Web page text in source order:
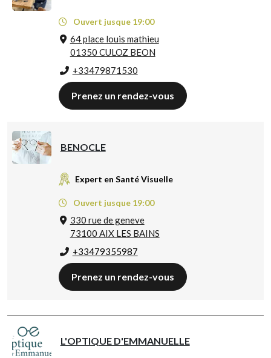
Ouvert jusque 19:00
64 place louis mathieu
01350 CULOZ BEON
+33479871530
Prenez un rendez-vous
BENOCLE
Expert en Santé Visuelle
Ouvert jusque 19:00
330 rue de geneve
73100 AIX LES BAINS
+33479355987
Prenez un rendez-vous
L'OPTIQUE D'EMMANUELLE